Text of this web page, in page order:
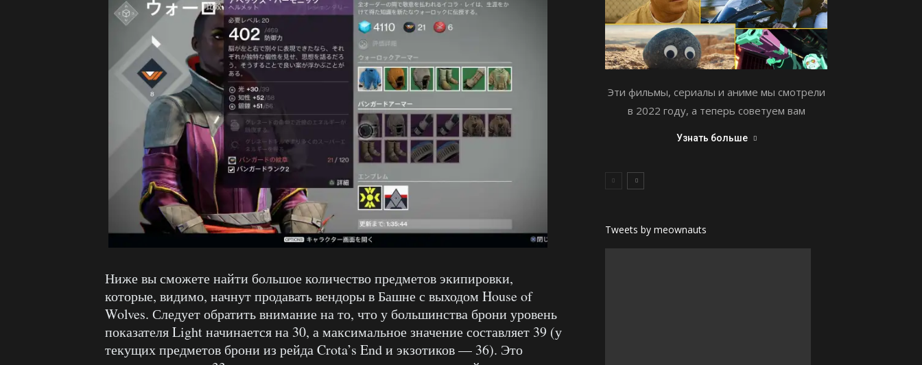
Ниже вы сможете найти большое количество предметов экипировки,
которые, видимо, начнут продавать вендоры в Башне с выходом House of
Wolves. Следует обратить внимание на то, что у большинства брони уровень
показателя Light начинается на 30, а максимальное значение составляет 39 (у
текущих предметов брони из рейда Crota’s End и экзотиков — 36). Это
Эти фильмы, сериалы и аниме мы смотрели
в 2022 году, а теперь советуем вам
Узнать больше
Tweets by meownauts